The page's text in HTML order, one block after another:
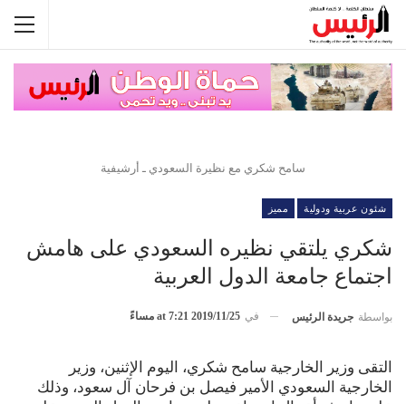
سامح شكري مع نظيرة السعودي ـ أرشيفية
شئون عربية ودولية مميز
شكري يلتقي نظيره السعودي على هامش
اجتماع جامعة الدول العربية
بواسطة جريدة الرئيس في 2019/11/25 at 7:21 مساءً
التقى وزير الخارجية سامح شكري، اليوم الإثنين، وزير
الخارجية السعودي الأمير فيصل بن فرحان آل سعود، وذلك